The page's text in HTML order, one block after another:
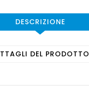
DESCRIZIONE
DEL PRODOTTO